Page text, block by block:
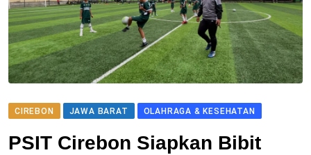
CIREBON JAWA BARAT OLAHRAGA & KESEHATAN
PSIT Cirebon Siapkan Bibit